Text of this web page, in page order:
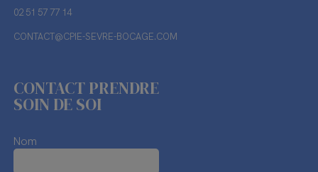
02 51 57 77 14
CONTACT@CPIE-SEVRE-BOCAGE.COM
CONTACT PRENDRE
SOIN DE SOI
Nom